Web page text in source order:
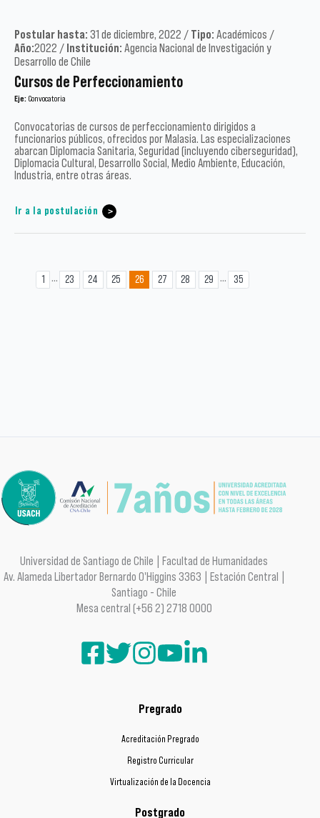
Postular hasta: 31 de diciembre, 2022 / Tipo: Académicos /
Año:2022 / Institución: Agencia Nacional de Investigación y
Desarrollo de Chile
Cursos de Perfeccionamiento
Eje: Convocatoria
Convocatorias de cursos de perfeccionamiento dirigidos a
funcionarios públicos, ofrecidos por Malasia. Las especializaciones
abarcan Diplomacia Sanitaria, Seguridad (incluyendo ciberseguridad),
Diplomacia Cultural, Desarrollo Social, Medio Ambiente, Educación,
Industria, entre otras áreas.
Ir a la postulación
1 ... 23 24 25 26 27 28 29 ... 35
Universidad de Santiago de Chile | Facultad de Humanidades
Av. Alameda Libertador Bernardo O'Higgins 3363 | Estación Central |
Santiago - Chile
Mesa central (+56 2) 2718 0000
Pregrado
Acreditación Pregrado
Registro Curricular
Virtualización de la Docencia
Postgrado